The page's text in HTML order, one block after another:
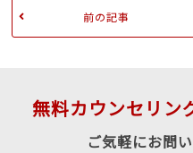
前の記事
無料カウンセリン
ご気軽にお問